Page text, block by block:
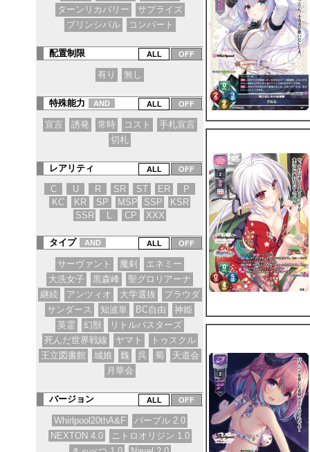
ターンリカバリー
サプライズ
プリンシパル
コンバート
配置制限
有り 無し
特殊能力 AND
宣言 誘発 常時 コスト
手札宣言
切札
レアリティ
C
U R SR ST ER
P
KC
KR SP MSP SSP
KSR
SSR
L CP XXX
タイプ AND
サーヴァント 魔剣
エネミー
大洗女子
黒森峰
聖グロリアーナ
継続
アンツィオ 大学選抜
プラウダ
サンダース
知波単 BC自由
神姫
英霊
幻獣
リトルバスターズ
死んだ世界戦線
ヤマト
トゥスクル
王立図書館
城娘 魏 呉 蜀
天道会
月華会
バージョン
Whirlpool20thA&F
パープル 2.0
NEXTON 4.0
ニトロオリジン 1.0